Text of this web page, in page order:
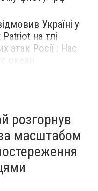
Україні у
Patriot на тлі
атак Росії : Нас
розгорнув
масштабом